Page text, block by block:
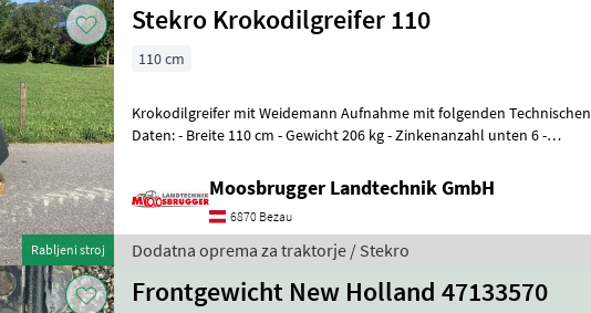
Rabljeni stroj
Stekro Krokodilgreifer 110
110 cm
Krokodilgreifer mit Weidemann Aufnahme mit folgenden Technischen
Daten: - Breite 110 cm - Gewicht 206 kg - Zinkenanzahl unten 6 -
Moosbrugger Landtechnik GmbH
6870 Bezau
Dodatna oprema za traktorje / Stekro
Frontgewicht New Holland 47133570